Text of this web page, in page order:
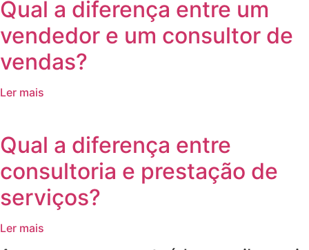
Qual a diferença entre um
vendedor e um consultor de
vendas?
Ler mais
Qual a diferença entre
consultoria e prestação de
serviços?
Ler mais